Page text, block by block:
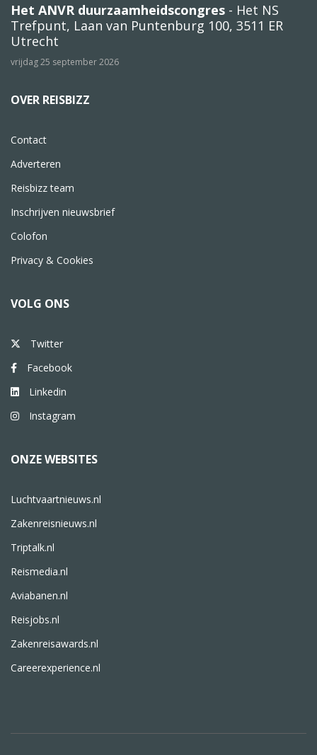
Het ANVR duurzaamheidscongres - Het NS
Trefpunt, Laan van Puntenburg 100, 3511 ER
Utrecht
vrijdag 25 september 2026
OVER REISBIZZ
Contact
Adverteren
Reisbizz team
Inschrijven nieuwsbrief
Colofon
Privacy & Cookies
VOLG ONS
Twitter
Facebook
Linkedin
Instagram
ONZE WEBSITES
Luchtvaartnieuws.nl
Zakenreisnieuws.nl
Triptalk.nl
Reismedia.nl
Aviabanen.nl
Reisjobs.nl
Zakenreisawards.nl
Careerexperience.nl